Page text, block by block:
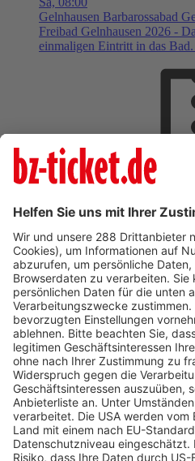
Gelnhausen Barbarossabad
Freibad Gelnhausen 2026 -
einmaligen Eintritt in das
ab 5,00 €
AUG
8
08:00
Langen Freizeit- und
Freizeit- und Familienbad
einmaligen Eintritt in das